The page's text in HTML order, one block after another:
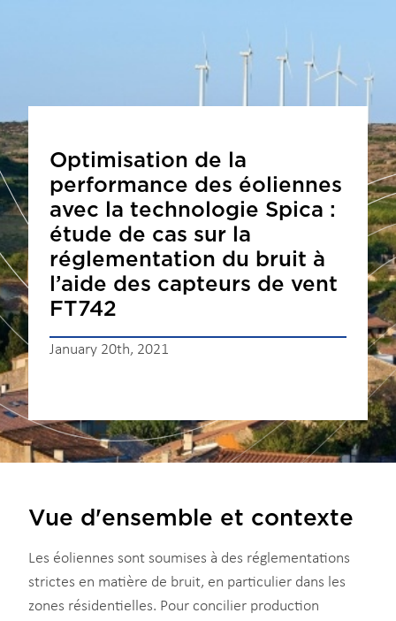
Optimisation de la
performance des éoliennes
avec la technologie Spica :
étude de cas sur la
réglementation du bruit à
l’aide des capteurs de vent
FT742
January 20th, 2021
Vue d'ensemble et contexte
Les éoliennes sont soumises à des réglementations
strictes en matière de bruit, en particulier dans les
zones résidentielles. Pour concilier production